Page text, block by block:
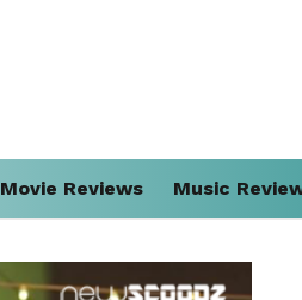
Movie Reviews Music